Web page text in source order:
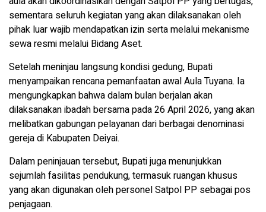
sementara seluruh kegiatan yang akan dilaksanakan oleh
pihak luar wajib mendapatkan izin serta melalui mekanisme
sewa resmi melalui Bidang Aset.
Setelah meninjau langsung kondisi gedung, Bupati
menyampaikan rencana pemanfaatan awal Aula Tuyana. Ia
mengungkapkan bahwa dalam bulan berjalan akan
dilaksanakan ibadah bersama pada 26 April 2026, yang akan
melibatkan gabungan pelayanan dari berbagai denominasi
gereja di Kabupaten Deiyai.
Dalam peninjauan tersebut, Bupati juga menunjukkan
sejumlah fasilitas pendukung, termasuk ruangan khusus
yang akan digunakan oleh personel Satpol PP sebagai pos
penjagaan.